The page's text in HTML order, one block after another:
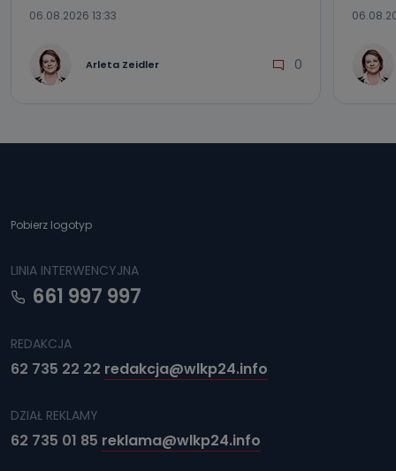
06.08.2026 13:33
Arleta Zeidler 0
Pobierz logotyp
LINIA INTERWENCYJNA
661 997 997
REDAKCJA
62 735 22 22 redakcja@wlkp24.info
DZIAŁ REKLAMY
62 735 01 85 reklama@wlkp24.info